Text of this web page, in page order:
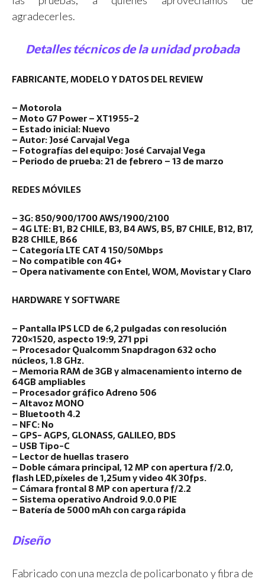
agradecerles.
Detalles técnicos de la unidad probada
FABRICANTE, MODELO Y DATOS DEL REVIEW
– Motorola
– Moto G7 Power – XT1955-2
– Estado inicial: Nuevo
– Autor: José Carvajal Vega
– Fotografías del equipo: José Carvajal Vega
– Periodo de prueba: 21 de febrero – 13 de marzo
REDES MÓVILES
– 3G: 850/900/1700 AWS/1900/2100
– 4G LTE: B1, B2 CHILE, B3, B4 AWS, B5, B7 CHILE, B12, B17,
B28 CHILE, B66
– Categoría LTE CAT 4 150/50Mbps
– No compatible con 4G+
– Opera nativamente con Entel, WOM, Movistar y Claro
HARDWARE Y SOFTWARE
– Pantalla IPS LCD de 6,2 pulgadas con resolución
720×1520, aspecto 19:9, 271 ppi
– Procesador Qualcomm Snapdragon 632 ocho
núcleos, 1.8 GHz.
– Memoria RAM de 3GB y almacenamiento interno de
64GB ampliables
– Procesador gráfico Adreno 506
– Altavoz MONO
– Bluetooth 4.2
– NFC: No
– GPS- AGPS, GLONASS, GALILEO, BDS
– USB Tipo-C
– Lector de huellas trasero
– Doble cámara principal, 12 MP con apertura f/2.0,
flash LED,píxeles de 1,25um y video 4K 30fps.
– Cámara frontal 8 MP con apertura f/2.2
– Sistema operativo Android 9.0.0 PIE
– Batería de 5000 mAh con carga rápida
Diseño
Fabricado con una mezcla de policarbonato y fibra de